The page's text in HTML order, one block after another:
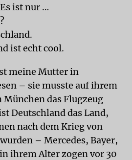
ist nur …
ist echt cool.
meine Mutter in
– sie musste auf ihrem
München das Flugzeug
Deutschland das Land,
nach dem Krieg von
– Mercedes, Bayer,
ihrem Alter zogen vor 30